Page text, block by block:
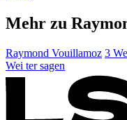
Mehr zu
Raymond Vouillamoz 3
Wei ter sagen